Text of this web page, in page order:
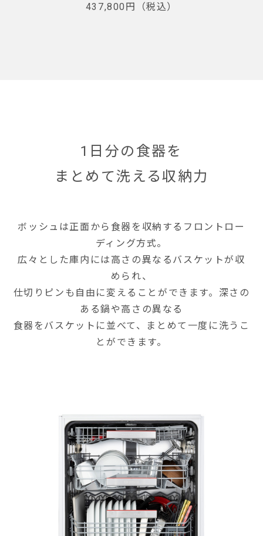
437,800円（税込）
1日分の食器を
まとめて洗える収納力
ボッシュは正面から食器を収納するフロントロー
ディング方式。
広々とした庫内には高さの異なるバスケットが収
められ、
仕切りピンも自由に変えることができます。深さの
ある鍋や高さの異なる
食器をバスケットに並べて、まとめて一度に洗うこ
とができます。